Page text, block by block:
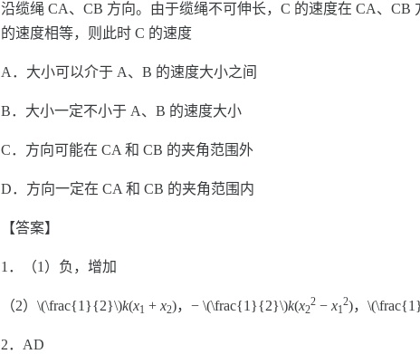
沿缆绳 CA、CB 方向。由于缆绳不可伸长，C 的速度在 CA、CB
的速度相等，则此时 C 的速度
A．大小可以介于 A、B 的速度大小之间
B．大小一定不小于 A、B 的速度大小
C．方向可能在 CA 和 CB 的夹角范围外
D．方向一定在 CA 和 CB 的夹角范围内
【答案】
1．（1）负，增加
（2）\(\frac{1}{2}\)k(x1 + x2)，− \(\frac{1}{2}\)k(x2
2 − x1
2)，
2．AD